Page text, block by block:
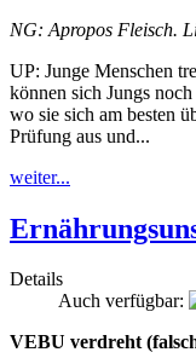
NG: Apropos Fleisch.
UP: Junge Menschen
können sich Jungs
wo sie sich am besten
Prüfung aus und...
weiter...
Details
Auch verfügbar:
VEBU verdreht